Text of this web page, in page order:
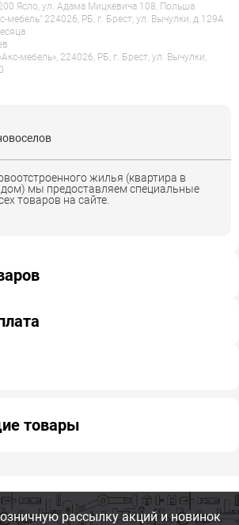
Ясло, ул. Адама Мицкевича 108, Польша
224026, РБ, г. Брест, ул. Вычулки, д.129А
мебель», 224026, РБ, г. Брест, ул. Вычулки,
жилья (квартира в
дом) мы предоставляем специальные
товаров на сайте.
товары
рассылку акций и новинок